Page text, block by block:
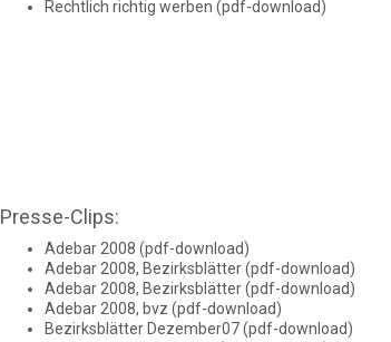
Rechtlich richtig werben (pdf-download)
Presse-Clips:
Adebar 2008 (pdf-download)
Adebar 2008, Bezirksblätter (pdf-download)
Adebar 2008, Bezirksblätter (pdf-download)
Adebar 2008, bvz (pdf-download)
Bezirksblätter Dezember07 (pdf-download)